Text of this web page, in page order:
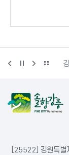
동물사랑센터
[25522] 강원특별